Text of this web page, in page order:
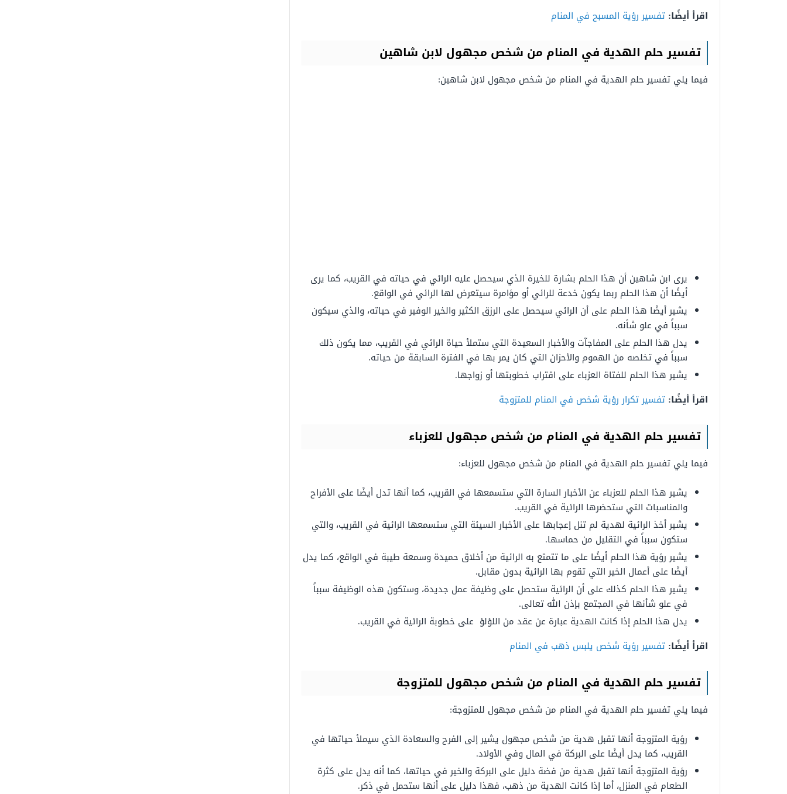
اقرأ أيضًا: تفسير رؤية المسبح في المنام
تفسير حلم الهدية في المنام من شخص مجهول لابن شاهين
فيما يلي تفسير حلم الهدية في المنام من شخص مجهول لابن شاهين:
يرى ابن شاهين أن هذا الحلم بشارة للخيرة الذي سيحصل عليه الرائي في حياته في القريب، كما يرى
أيضًا أن هذا الحلم ربما يكون خدعة للرائي أو مؤامرة سيتعرض لها الرائي في الواقع.
يشير أيضًا هذا الحلم على أن الرائي سيحصل على الرزق الكثير والخير الوفير في حياته، والذي سيكون
سبباً في علو شأنه.
يدل هذا الحلم على المفاجآت والأخبار السعيدة التي ستملأ حياة الرائي في القريب، مما يكون ذلك
سبباً في تخلصه من الهموم والأحزان التي كان يمر بها في الفترة السابقة من حياته.
يشير هذا الحلم للفتاة العزباء على اقتراب خطوبتها أو زواجها.
اقرأ أيضًا: تفسير تكرار رؤية شخص في المنام للمتزوجة
تفسير حلم الهدية في المنام من شخص مجهول للعزباء
فيما يلي تفسير حلم الهدية في المنام من شخص مجهول للعزباء:
يشير هذا الحلم للعزباء عن الأخبار السارة التي ستسمعها في القريب، كما أنها تدل أيضًا على الأفراح
والمناسبات التي ستحضرها الرائية في القريب.
يشير أخذ الرائية لهدية لم تنل إعجابها على الأخبار السيئة التي ستسمعها الرائية في القريب، والتي
ستكون سبباً في التقليل من حماسها.
يشير رؤية هذا الحلم أيضًا على ما تتمتع به الرائية من أخلاق حميدة وسمعة طيبة في الواقع، كما يدل
أيضًا على أعمال الخير التي تقوم بها الرائية بدون مقابل.
يشير هذا الحلم كذلك على أن الرائية ستحصل على وظيفة عمل جديدة، وستكون هذه الوظيفة سبباً
في علو شأنها في المجتمع بإذن الله تعالى.
يدل هذا الحلم إذا كانت الهدية عبارة عن عقد من اللؤلؤ على خطوبة الرائية في القريب.
اقرأ أيضًا: تفسير رؤية شخص يلبس ذهب في المنام
تفسير حلم الهدية في المنام من شخص مجهول للمتزوجة
فيما يلي تفسير حلم الهدية في المنام من شخص مجهول للمتزوجة:
رؤية المتزوجة أنها تقبل هدية من شخص مجهول يشير إلى الفرح والسعادة الذي سيملأ حياتها في
القريب، كما يدل أيضًا على البركة في المال وفي الأولاد.
رؤية المتزوجة أنها تقبل هدية من فضة دليل على البركة والخير في حياتها، كما أنه يدل على كثرة
الطعام في المنزل، أما إذا كانت الهدية من ذهب، فهذا دليل على أنها ستحمل في ذكر.